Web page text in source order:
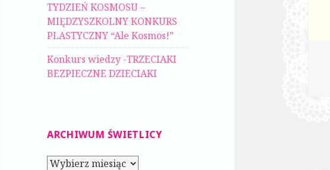
TYDZIEŃ KOSMOSU –
MIĘDZYSZKOLNY KONKURS
PLASTYCZNY “Ale Kosmos!”
Konkurs wiedzy -TRZECIAKI
BEZPIECZNE DZIECIAKI
ARCHIWUM ŚWIETLICY
Archiwum